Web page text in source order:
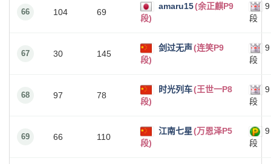
66 104 69
amaru15(余正麒P9
段)
9
段
67 30 145
剑过无声(连笑P9
段)
9
段
68 97 78
时光列车(王世一P8
段)
9
段
69 66 110
江南七星(万恩泽P5
段)
9
段